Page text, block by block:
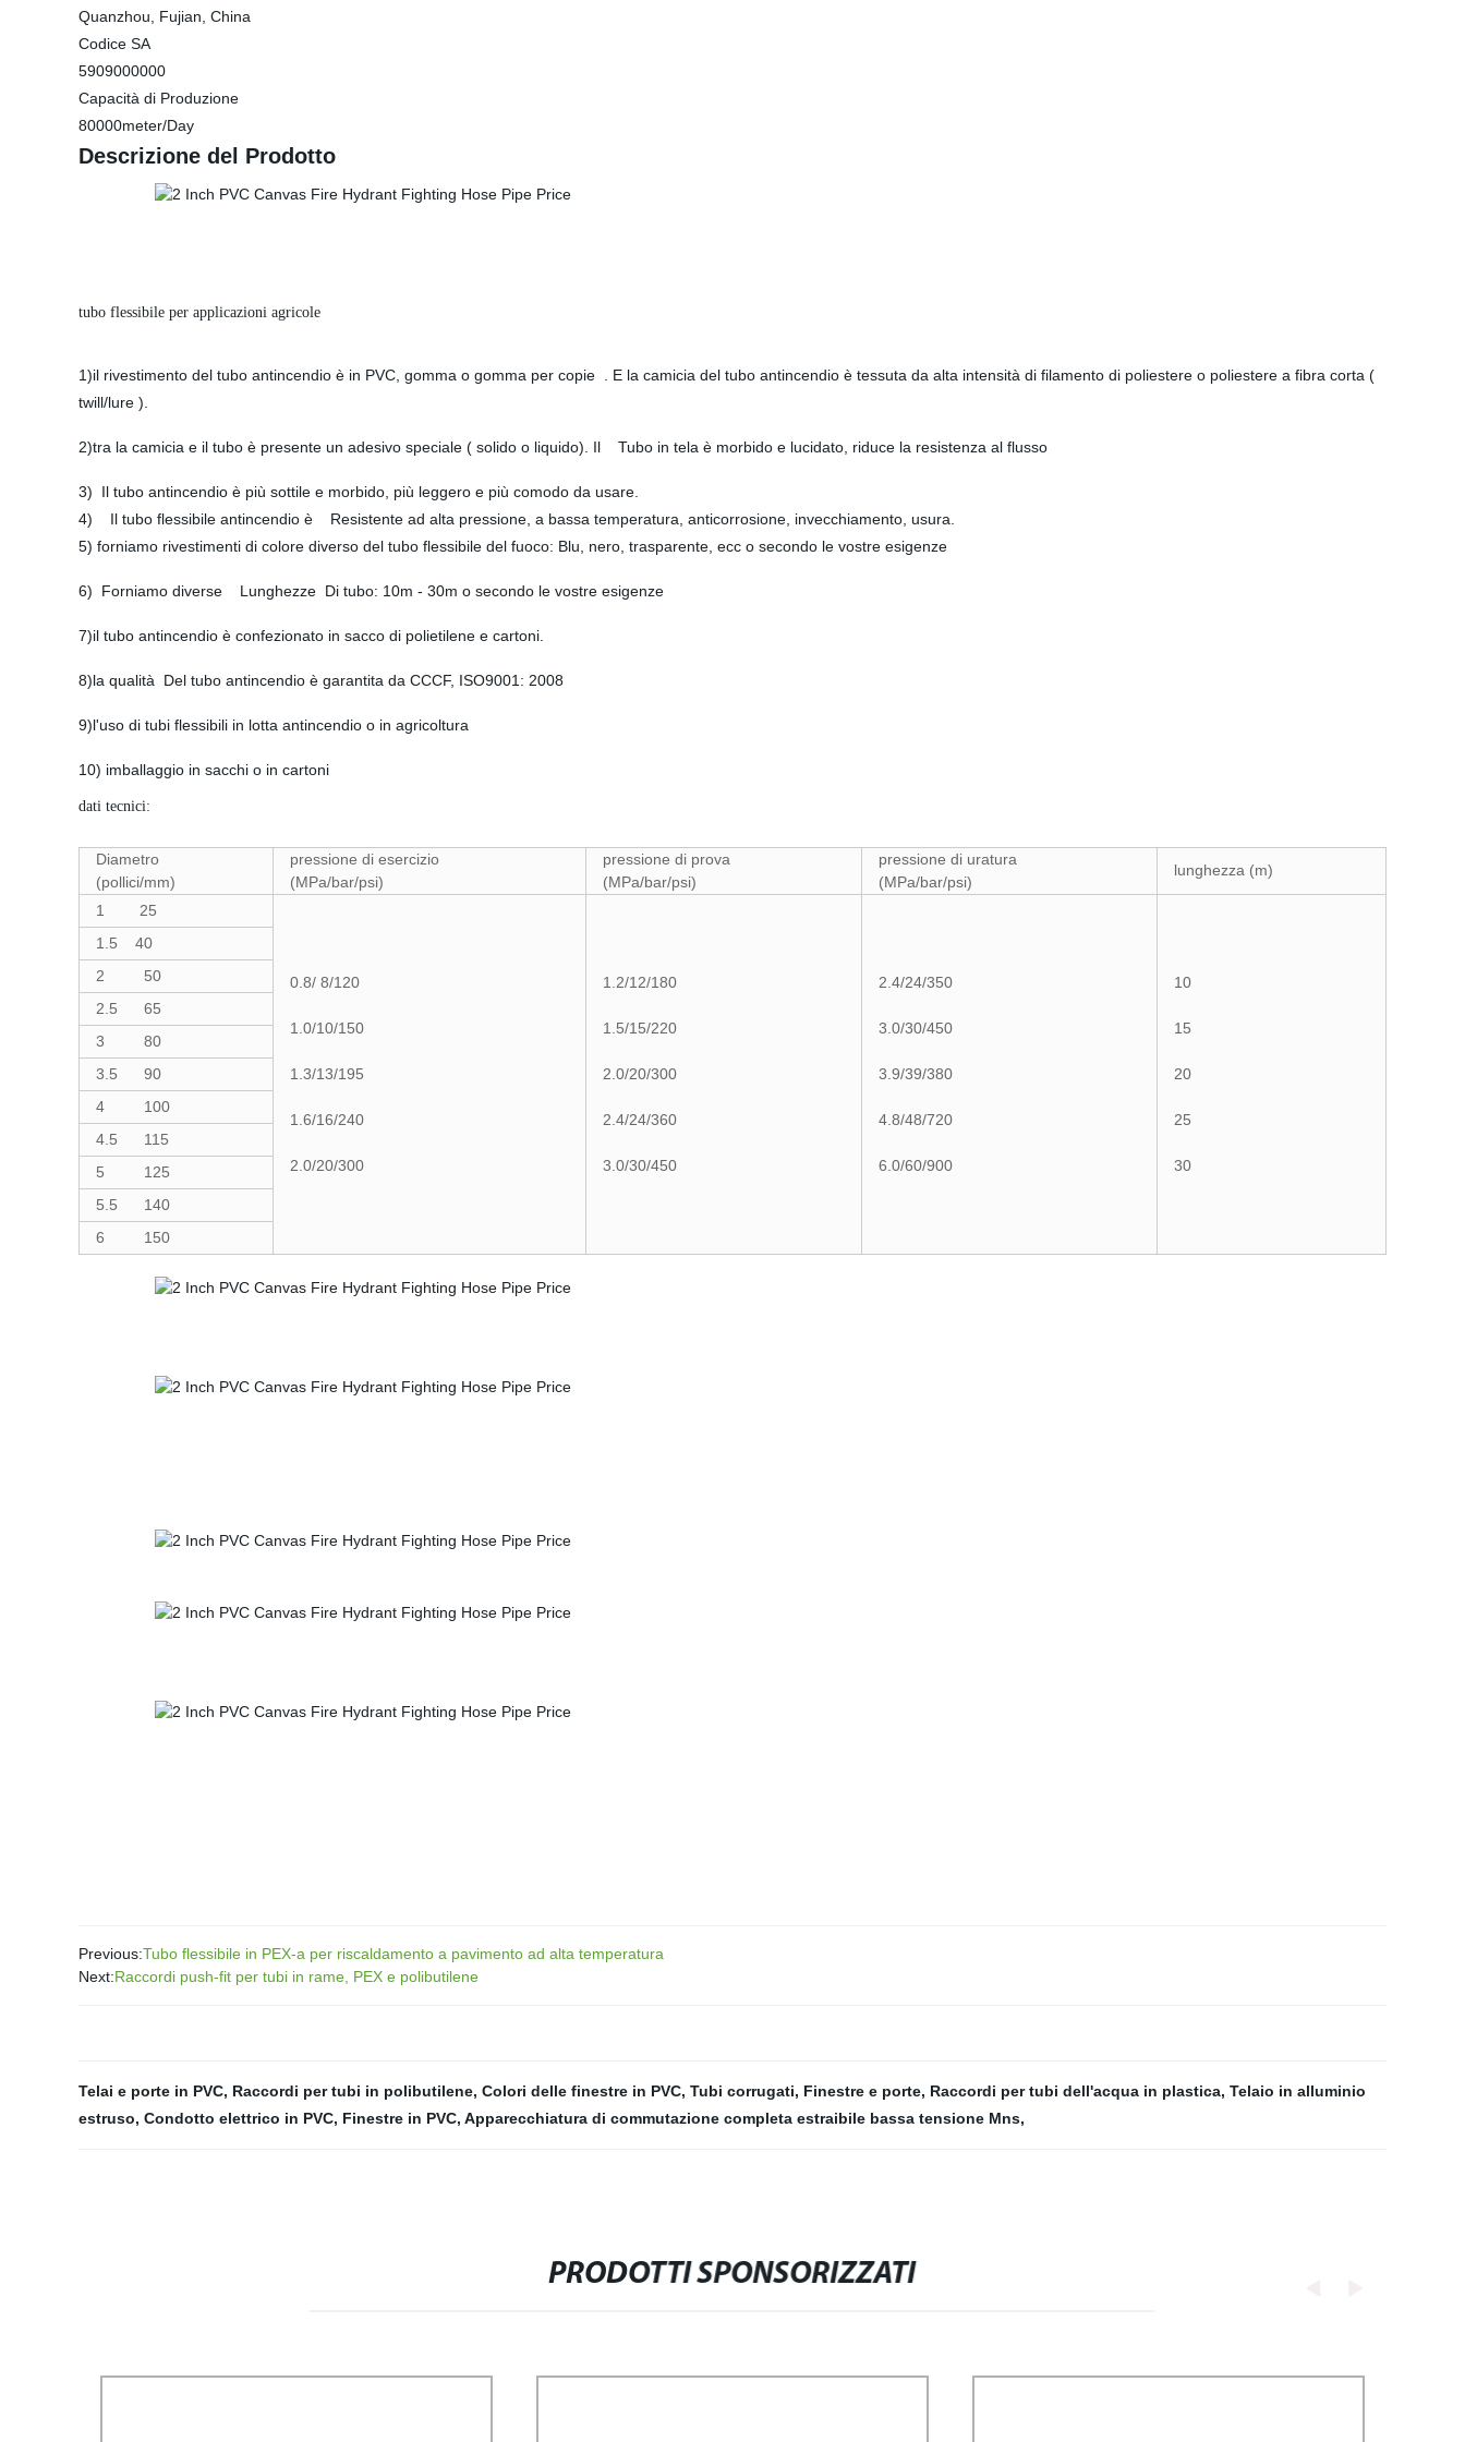
Quanzhou, Fujian, China
Codice SA
5909000000
Capacità di Produzione
80000meter/Day
Descrizione del Prodotto
tubo flessibile per applicazioni agricole
1)il rivestimento del tubo antincendio è in PVC, gomma o gomma per copie . E la camicia del tubo antincendio è tessuta da alta intensità di filamento di poliestere o poliestere a fibra corta (
twill/lure ).
2)tra la camicia e il tubo è presente un adesivo speciale ( solido o liquido). Il Tubo in tela è morbido e lucidato, riduce la resistenza al flusso
3) Il tubo antincendio è più sottile e morbido, più leggero e più comodo da usare.
4) Il tubo flessibile antincendio è Resistente ad alta pressione, a bassa temperatura, anticorrosione, invecchiamento, usura.
5) forniamo rivestimenti di colore diverso del tubo flessibile del fuoco: Blu, nero, trasparente, ecc o secondo le vostre esigenze
6) Forniamo diverse Lunghezze Di tubo: 10m - 30m o secondo le vostre esigenze
7)il tubo antincendio è confezionato in sacco di polietilene e cartoni.
8)la qualità Del tubo antincendio è garantita da CCCF, ISO9001: 2008
9)l'uso di tubi flessibili in lotta antincendio o in agricoltura
10) imballaggio in sacchi o in cartoni
dati tecnici:
Diametro
(pollici/mm)
pressione di esercizio
(MPa/bar/psi)
pressione di prova
(MPa/bar/psi)
pressione di uratura
(MPa/bar/psi)
lunghezza (m)
1 25
0.8/ 8/120
1.0/10/150
1.3/13/195
1.6/16/240
2.0/20/300
1.2/12/180
1.5/15/220
2.0/20/300
2.4/24/360
3.0/30/450
2.4/24/350
3.0/30/450
3.9/39/380
4.8/48/720
6.0/60/900
10
15
20
25
30
1.5 40
2 50
2.5 65
3 80
3.5 90
4 100
4.5 115
5 125
5.5 140
6 150
Previous:Tubo flessibile in PEX-a per riscaldamento a pavimento ad alta temperatura
Next:Raccordi push-fit per tubi in rame, PEX e polibutilene
Telai e porte in PVC, Raccordi per tubi in polibutilene, Colori delle finestre in PVC, Tubi corrugati, Finestre e porte, Raccordi per tubi dell'acqua in plastica, Telaio in alluminio
estruso, Condotto elettrico in PVC, Finestre in PVC, Apparecchiatura di commutazione completa estraibile bassa tensione Mns,
PRODOTTI SPONSORIZZATI